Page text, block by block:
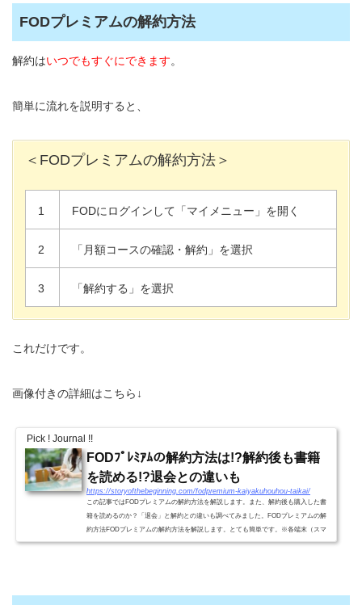
FODプレミアムの解約方法
解約はいつでもすぐにできます。
簡単に流れを説明すると、
＜FODプレミアムの解約方法＞
1 FODにログインして「マイメニュー」を開く
2 「月額コースの確認・解約」を選択
3 「解約する」を選択
これだけです。
画像付きの詳細はこちら↓
Pick ! Journal !!
FODﾌﾟﾚﾐｱﾑの解約方法は!?解約後も書籍
を読める!?退会との違いも
https://storyofthebeginning.com/fodpremium-kaiyakuhouhou-taikai/
この記事ではFODプレミアムの解約方法を解説します。また、解約後も購入した書
籍を読めるのか？「退会」と解約との違いも調べてみました。FODプレミアムの解
約方法FODプレミアムの解約方法を解説します。とても簡単です。※各端末（スマ
ホ、タブレット、パソコン）と...